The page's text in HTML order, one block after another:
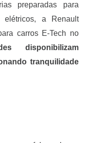
preparadas para
elétricos, a Renault
carros E-Tech no
disponibilizam
tranquilidade